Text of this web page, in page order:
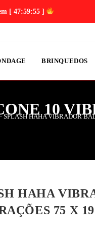
[ 47:59:54 ]
BRINQUEDOS
10
SPLASH HAHA VIBRADOR
HAHA
75 X